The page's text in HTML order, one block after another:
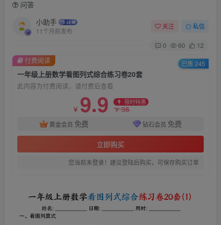
问答
小助手
11个月前发布
关注 私信
0 60 12
一年级上册数学看图列式综合练习卷20套
此内容为付费阅读，请付费后查看
￥ 9.9 限时特惠
￥38
黄金会员 免费 钻石会员 免费
立即购买
您当前未登录！建议登陆后购买，可保存购买订单
付费阅读 已售 245